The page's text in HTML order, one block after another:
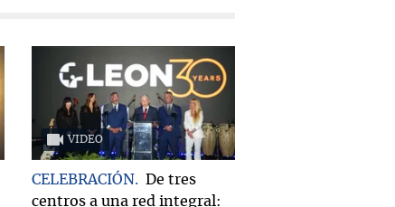
VIDEO
CELEBRACIÓN
De tres
centros a una red integral: